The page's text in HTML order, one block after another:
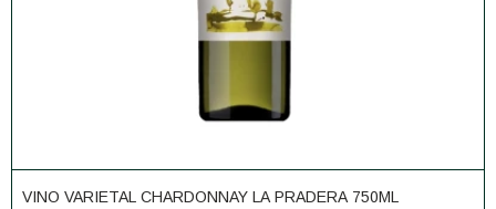
VINO VARIETAL CHARDONNAY LA PRADERA 750ML